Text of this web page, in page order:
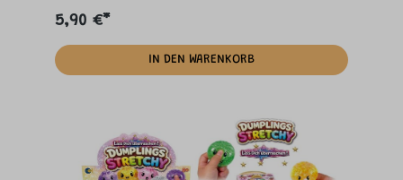
5,90 €*
IN DEN WARENKORB